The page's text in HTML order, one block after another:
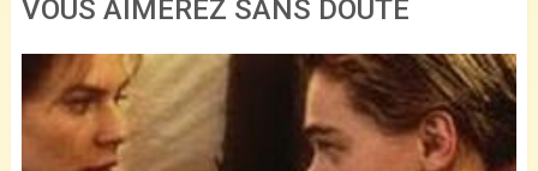
VOUS AIMEREZ SANS DOUTE